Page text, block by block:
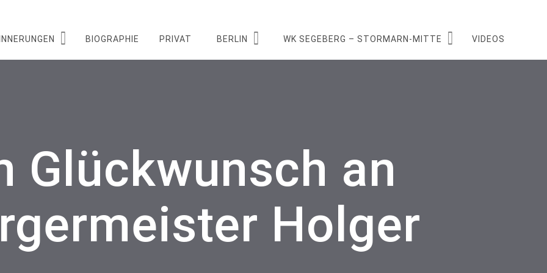
BIOGRAPHIE PRIVAT BERLIN WK SEGEBERG – STORMARN-MITTE VIDEOS
Glückwunsch an
Holger